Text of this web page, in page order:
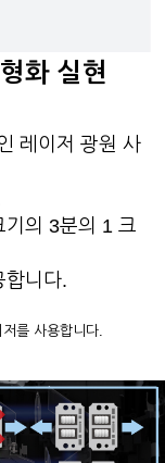
화 실현
레이저 광원 사
기의 3분의 1 크
합니다.
를 사용합니다.